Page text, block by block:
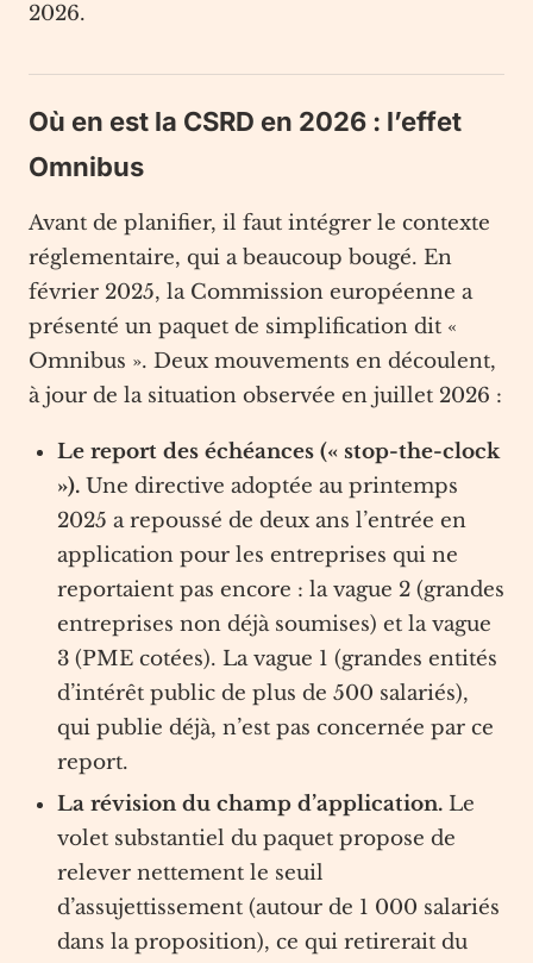
2026.
Où en est la CSRD en 2026 : l’effet
Omnibus
Avant de planifier, il faut intégrer le contexte
réglementaire, qui a beaucoup bougé. En
février 2025, la Commission européenne a
présenté un paquet de simplification dit «
Omnibus ». Deux mouvements en découlent,
à jour de la situation observée en juillet 2026 :
Le report des échéances (« stop-the-clock
»). Une directive adoptée au printemps
2025 a repoussé de deux ans l’entrée en
application pour les entreprises qui ne
reportaient pas encore : la vague 2 (grandes
entreprises non déjà soumises) et la vague
3 (PME cotées). La vague 1 (grandes entités
d’intérêt public de plus de 500 salariés),
qui publie déjà, n’est pas concernée par ce
report.
La révision du champ d’application. Le
volet substantiel du paquet propose de
relever nettement le seuil
d’assujettissement (autour de 1 000 salariés
dans la proposition), ce qui retirerait du